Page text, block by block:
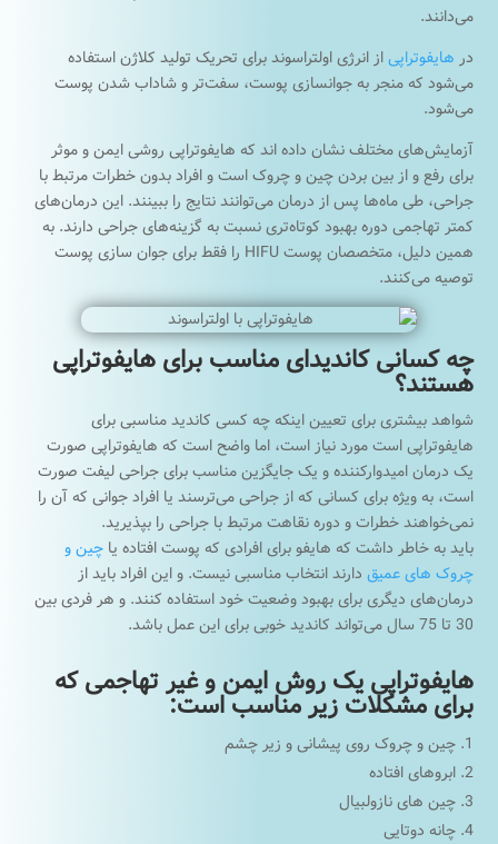
می‌دانند.
در هایفوتراپیاز انرژی اولتراسوند برای تحریک تولید کلاژن استفاده
می‌شود که منجر به جوانسازی پوست، سفت‌تر و شاداب شدن پوست
می‌شود.
آزمایش‌های مختلف نشان داده اند که هایفوتراپی روشی ایمن و موثر
برای رفع و از بین بردن چین و چروک است و افراد بدون خطرات مرتبط با
جراحی، طی ماه‌ها پس از درمان می‌توانند نتایج را ببینند. این درمان‌های
کمتر تهاجمی دوره بهبود کوتاه‌تری نسبت به گزینه‌های جراحی دارند. به
همین دلیل، متخصصان پوست HIFU را فقط برای جوان سازی پوست
توصیه می‌کنند.
چه کسانی کاندیدای مناسب برای هایفوتراپی
هستند؟
شواهد بیشتری برای تعیین اینکه چه کسی کاندید مناسبی برای
هایفوتراپی است مورد نیاز است، اما واضح است که هایفوتراپی صورت
یک درمان امیدوارکننده و یک جایگزین مناسب برای جراحی لیفت صورت
است، به ویژه برای کسانی که از جراحی می‌ترسند یا افراد جوانی که آن را
نمی‌خواهند خطرات و دوره نقاهت مرتبط با جراحی را بپذیرید.
باید به خاطر داشت که هایفو برای افرادی که پوست افتاده یاچین و
چروک های عمیق دارند انتخاب مناسبی نیست. و این افراد باید از
درمان‌های دیگری برای بهبود وضعیت خود استفاده کنند. و هر فردی بین
30 تا 75 سال می‌تواند کاندید خوبی برای این عمل باشد.
هایفوتراپی یک روش ایمن و غیر تهاجمی که
برای مشکلات زیر مناسب است:
چین و چروک روی پیشانی و زیر چشم
ابروهای افتاده
چین های نازولبیال
چانه دوتایی